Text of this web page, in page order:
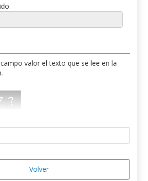
valor el texto que se lee en la
Volver